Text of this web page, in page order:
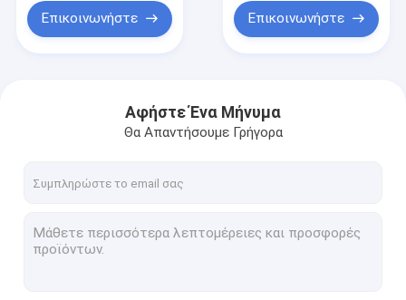
Επικοινωνήστε Επικοινωνήστε
Αφήστε Ένα Μήνυμα
Θα Απαντήσουμε Γρήγορα